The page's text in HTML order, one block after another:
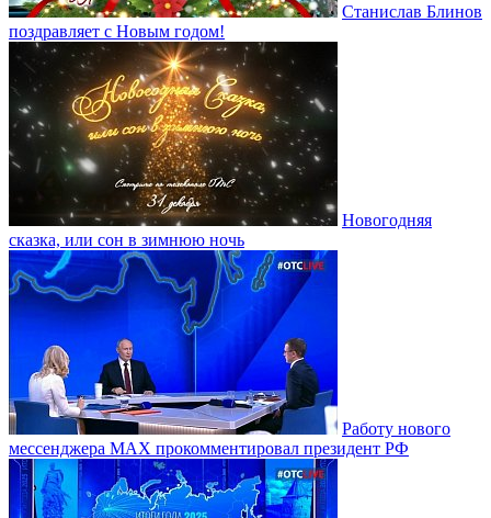
Станислав Блинов
поздравляет с Новым годом!
Новогодняя
сказка, или сон в зимнюю ночь
Работу нового
мессенджера MAX прокомментировал президент РФ